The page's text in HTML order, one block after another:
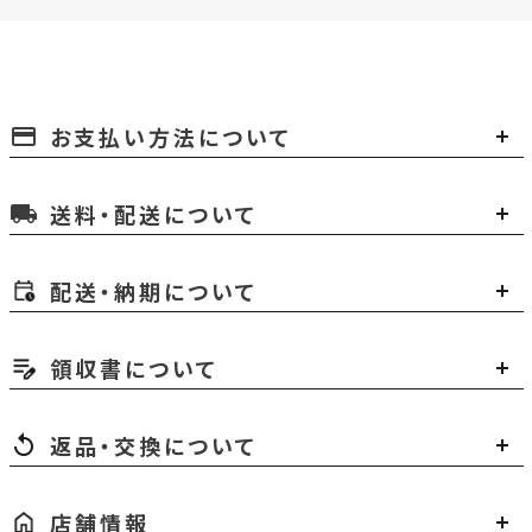
payment お支払い方法について
local_shipping 送料・配送について
配送・納期について
領収書について
返品・交換について
店舗情報